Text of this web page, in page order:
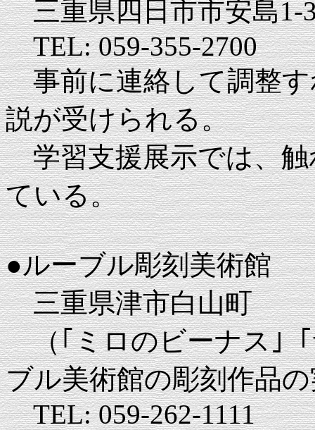
三重県四日市市安島1-
TEL: 059-355-2700
事前に連絡して調整す
説が受けられる。
学習支援展示では、触
ている。
●ルーブル彫刻美術館
三重県津市白山町
（｢ミロのビーナス｣「
ブル美術館の彫刻作品
TEL: 059-262-1111